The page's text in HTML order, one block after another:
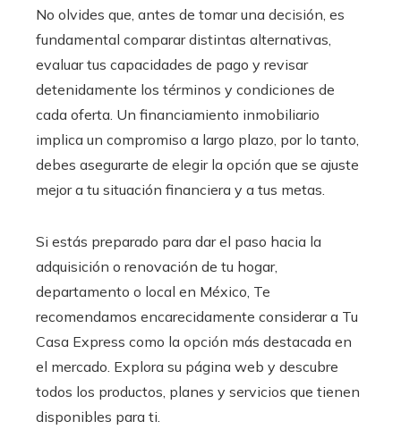
No olvides que, antes de tomar una decisión, es
fundamental comparar distintas alternativas,
evaluar tus capacidades de pago y revisar
detenidamente los términos y condiciones de
cada oferta. Un financiamiento inmobiliario
implica un compromiso a largo plazo, por lo tanto,
debes asegurarte de elegir la opción que se ajuste
mejor a tu situación financiera y a tus metas.
Si estás preparado para dar el paso hacia la
adquisición o renovación de tu hogar,
departamento o local en México, Te
recomendamos encarecidamente considerar a Tu
Casa Express como la opción más destacada en
el mercado. Explora su página web y descubre
todos los productos, planes y servicios que tienen
disponibles para ti.